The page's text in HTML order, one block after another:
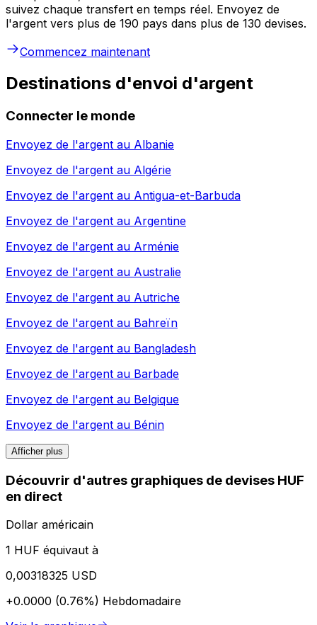
suivez chaque transfert en temps réel. Envoyez de
l'argent vers plus de 190 pays dans plus de 130 devises.
Commencez maintenant
Destinations d'envoi d'argent
Connecter le monde
Envoyez de l'argent au Albanie
Envoyez de l'argent au Algérie
Envoyez de l'argent au Antigua-et-Barbuda
Envoyez de l'argent au Argentine
Envoyez de l'argent au Arménie
Envoyez de l'argent au Australie
Envoyez de l'argent au Autriche
Envoyez de l'argent au Bahreïn
Envoyez de l'argent au Bangladesh
Envoyez de l'argent au Barbade
Envoyez de l'argent au Belgique
Envoyez de l'argent au Bénin
Afficher plus
Découvrir d'autres graphiques de devises HUF
en direct
Dollar américain
1 HUF équivaut à
0,00318325 USD
+0.0000 (0.76%) Hebdomadaire